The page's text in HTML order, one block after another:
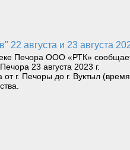
22 августа и 23 августа
Печора ООО «РТК»
23 августа 2023 г.
г. Печоры до г. Вуктыл